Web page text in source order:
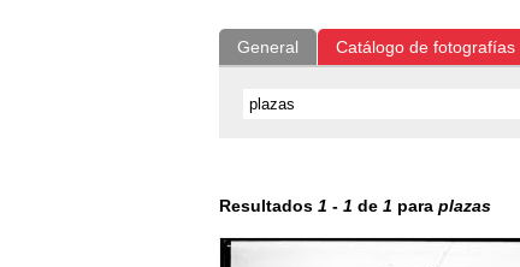
General Catálogo de fotografías
Resultados 1 - 1 de 1 para plazas